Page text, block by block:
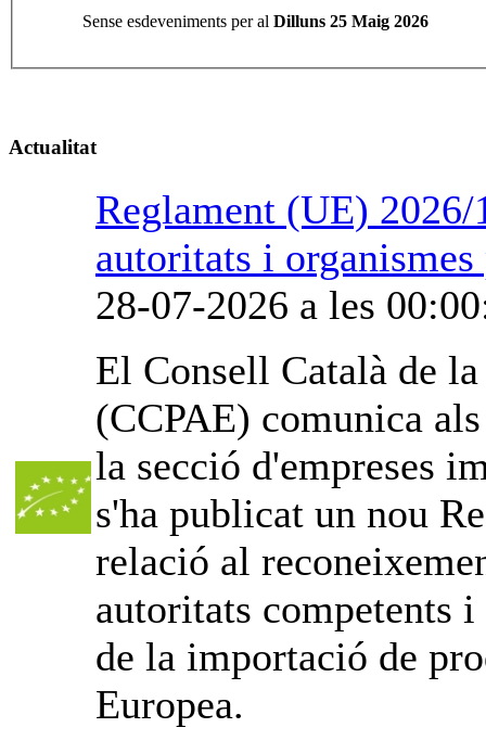
Sense esdeveniments per al Dilluns 25 Maig 2026
Actualitat
Reglament (UE)
autoritats i
28-07-2026 a les
El Consell Català de
(CCPAE) comunica
la secció d'empreses
s'ha publicat un nou
relació al
autoritats competents
de la importació de
Europea.